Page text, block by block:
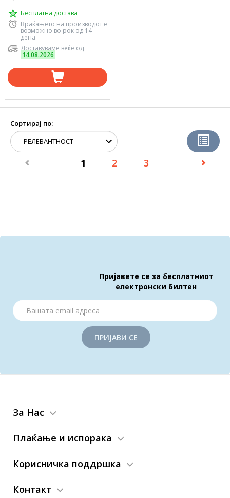
Бесплатна достава
Враќањето на производот е
возможно во рок од 14
дена
Доставуваме веќе од
14.08.2026
Сортирај по:
1 2 3
Пријавете се за бесплатниот
електронски билтен
ПРИЈАВИ СЕ
За Нас
Плаќање и испорака
Корисничка поддршка
Контакт